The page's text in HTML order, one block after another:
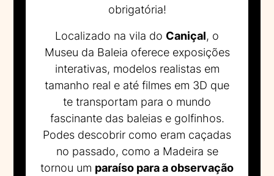
obrigatória!
Localizado na vila do Caniçal, o
Museu da Baleia oferece exposições
interativas, modelos realistas em
tamanho real e até filmes em 3D que
te transportam para o mundo
fascinante das baleias e golfinhos.
Podes descobrir como eram caçadas
no passado, como a Madeira se
tornou um paraíso para a observação